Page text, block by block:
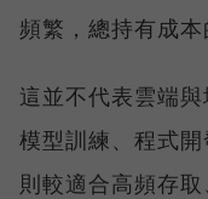
頻繁，總持有成本
這並不代表雲端
模型訓練、程式
則較適合高頻存